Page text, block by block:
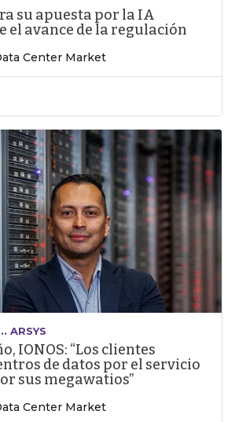
su apuesta por la IA
el avance de la regulación
Center Market
ARSYS
IONOS: “Los clientes
de datos por el servicio
sus megawatios”
Center Market